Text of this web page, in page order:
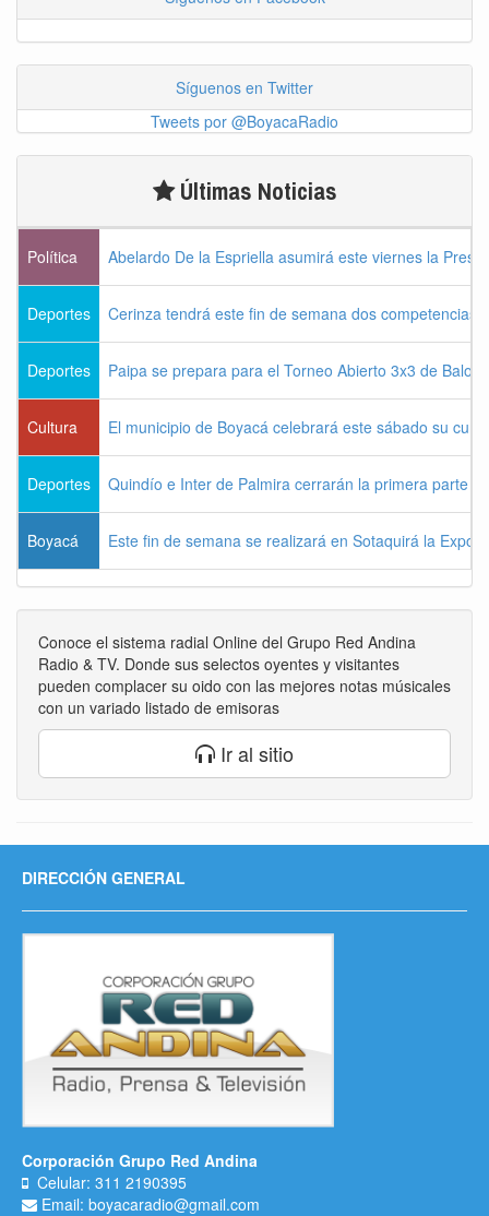
Síguenos en Twitter
Tweets por @BoyacaRadio
Últimas Noticias
Política Abelardo De la Espriella asumirá este viernes la
Deportes Cerinza tendrá este fin de semana dos competencias
Deportes Paipa se prepara para el Torneo Abierto 3x3 de
Cultura El municipio de Boyacá celebrará este sábado su
Deportes Quindío e Inter de Palmira cerrarán la primera parte
Boyacá Este fin de semana se realizará en Sotaquirá la
Conoce el sistema radial Online del Grupo Red Andina
Radio & TV. Donde sus selectos oyentes y visitantes
pueden complacer su oido con las mejores notas músicales
con un variado listado de emisoras
Ir al sitio
DIRECCIÓN GENERAL
Corporación Grupo Red Andina
Celular: 311 2190395
Email: boyacaradio@gmail.com